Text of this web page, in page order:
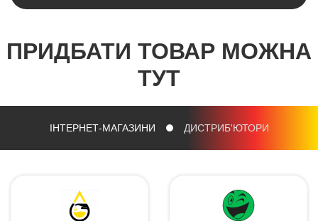
ПРИДБАТИ ТОВАР МОЖНА
ТУТ
ІНТЕРНЕТ-МАГАЗИНИ ДИСТРИБ'ЮТОРИ